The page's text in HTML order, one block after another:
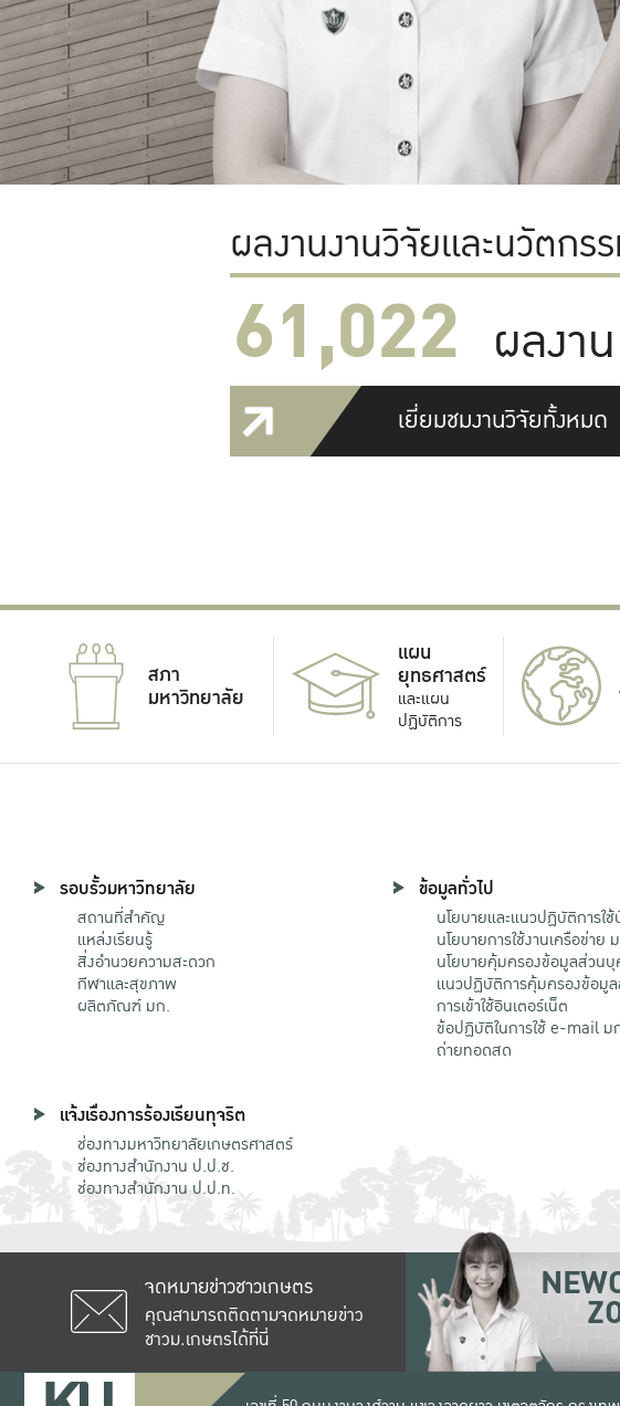
ผลงานงานวิจัยและนวัตกร
61,022 ผลงาน
เยี่ยมชมงานวิจัยทั้งหมด
สภา
มหาวิทยาลัย
แผน
ยุทธศาสตร์
และแผน
ปฏิบัติการ
รอบรั้วมหาวิทยาลัย
สถานที่สำคัญ
แหล่งเรียนรู้
สิ่งอำนวยความสะดวก
กีฬาและสุขภาพ
ผลิตภัณฑ์ มก.
ข้อมูลทั่วไป
นโยบายและแนวปฏิบัติการ
นโยบายการใช้งานเครือข่าย
นโยบายคุ้มครองข้อมูลส่วน
แนวปฏิบัติการคุ้มครองข้อมู
การเข้าใช้อินเตอร์เน็ต
ข้อปฏิบัติในการใช้ e-mail ม
ถ่ายทอดสด
แจ้งเรื่องการร้องเรียนทุจริต
ช่องทางมหาวิทยาลัยเกษตรศาสตร์
ช่องทางสำนักงาน ป.ป.ช.
ช่องทางสำนักงาน ป.ป.ท.
จดหมายข่าวชาวเกษตร
คุณสามารถติดตามจดหมายข่าว
ชาวม.เกษตรได้ที่นี่